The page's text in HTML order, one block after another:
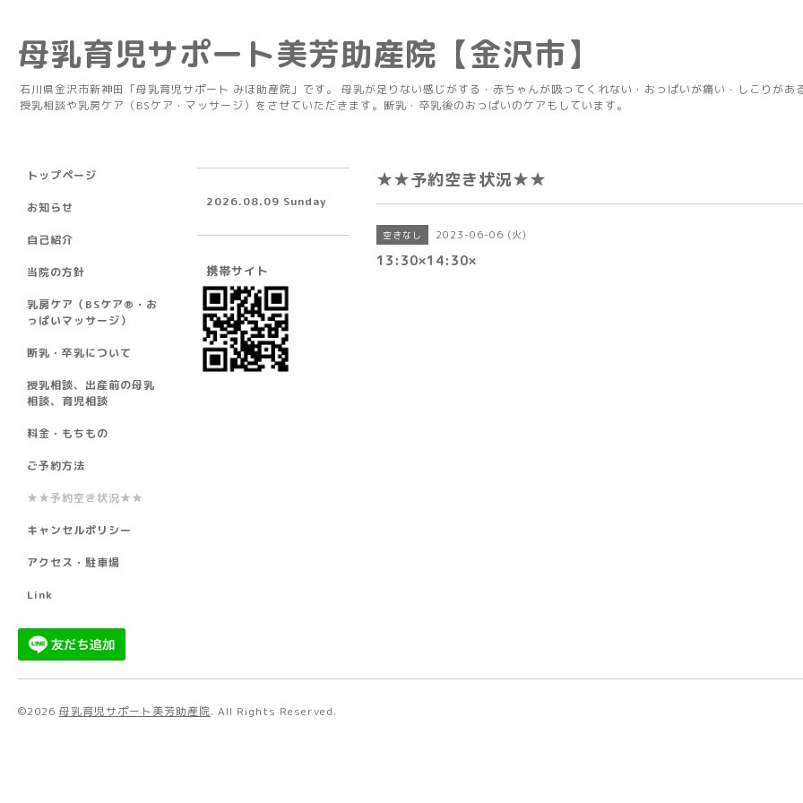
母乳育児サポート美芳助産院【金沢市】
石川県金沢市新神田「母乳育児サポート みほ助産院」です。 母乳が足りない感じがする・赤ちゃんが吸ってくれない・おっぱいが痛い・しこりがあ
授乳相談や乳房ケア（BSケア・マッサージ）をさせていただきます。断乳・卒乳後のおっぱいのケアもしています。
★★予約空き状況★★
空きなし 2023-06-06 (火)
13:30×14:30×
トップページ
お知らせ
自己紹介
当院の方針
乳房ケア（BSケア®︎・お
っぱいマッサージ）
断乳・卒乳について
授乳相談、出産前の母乳
相談、育児相談
料金・もちもの
ご予約方法
★★予約空き状況★★
キャンセルポリシー
アクセス・駐車場
Link
2026.08.09 Sunday
携帯サイト
©2026 母乳育児サポート美芳助産院. All Rights Reserved.